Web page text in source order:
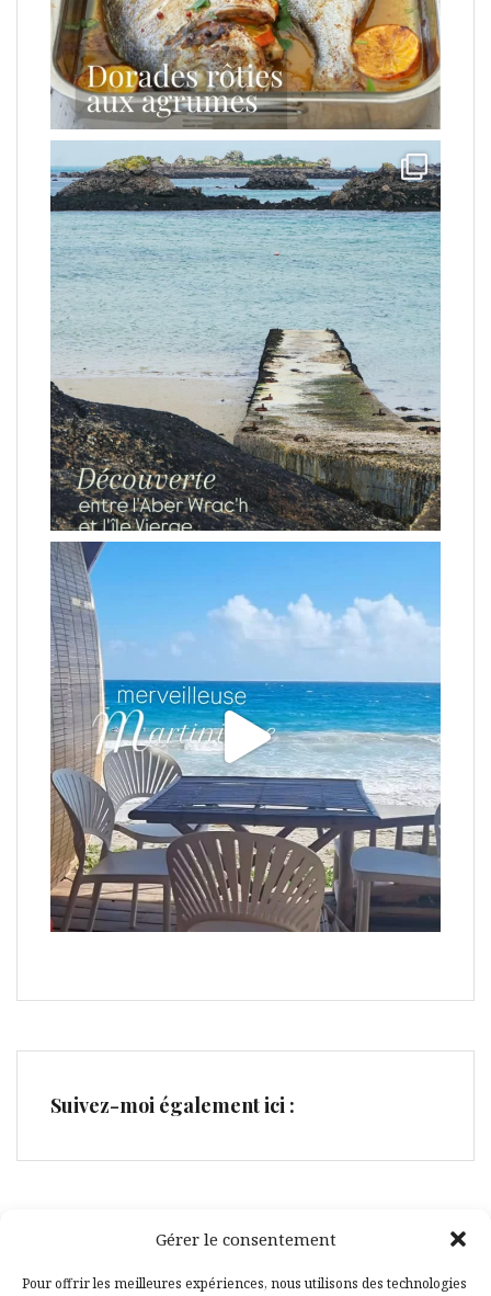
Gérer le consentement
Pour offrir les meilleures expériences, nous utilisons des technologies
Suivez-moi également ici :
Facebook
Pinterest